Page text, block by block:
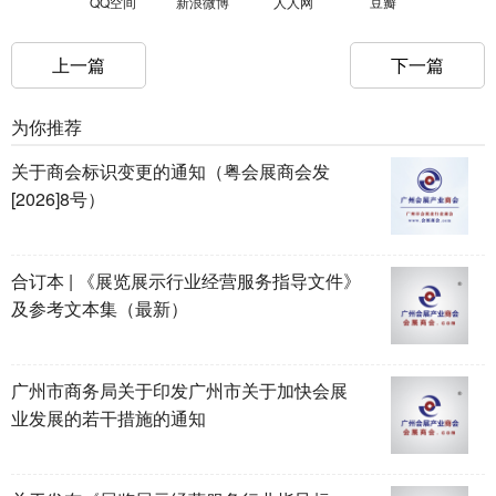
上一篇 下一篇
为你推荐
关于商会标识变更的通知（粤会展商会发
[2026]8号）
合订本 | 《展览展示行业经营服务指导文件》
及参考文本集（最新）
广州市商务局关于印发广州市关于加快会展
业发展的若干措施的通知